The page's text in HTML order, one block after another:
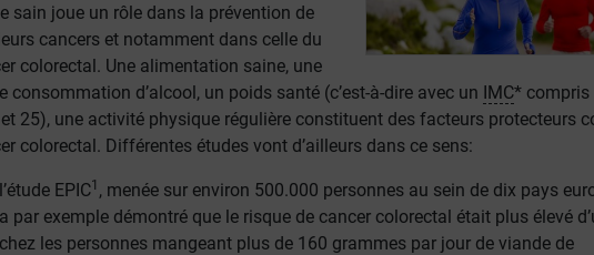
sain joue un rôle dans la prévention de
cancers et notamment dans celle du
colorectal. Une alimentation saine, une
consommation d’alcool, un poids santé (c’est-à-dire avec un IMC* compris
25), une activité physique régulière constituent des facteurs protecteurs
colorectal. Différentes études vont d’ailleurs dans ce sens:
l’étude EPIC1 , menée sur environ 500.000 personnes au sein de dix pays
a par exemple démontré que le risque de cancer colorectal était plus élevé
chez les personnes mangeant plus de 160 grammes par jour de viande de